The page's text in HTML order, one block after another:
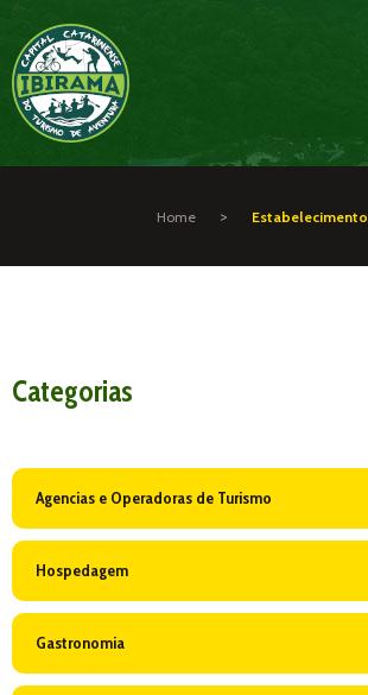
Home >
Categorias
Agencias e Operadoras de Turismo
Hospedagem
Gastronomia